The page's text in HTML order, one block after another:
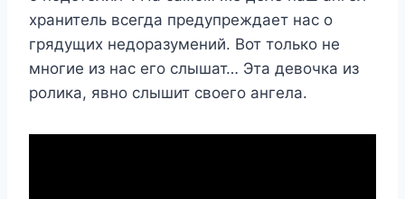
хранитель всегда предупреждает нас о
грядущих недоразумений. Вот только не
многие из нас его слышат… Эта девочка из
ролика, явно слышит своего ангела.